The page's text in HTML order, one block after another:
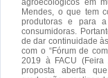
agroecológicos em
Mendes, o que tem
produtoras e para
consumidoras.
de dar continuidade
com o “Fórum de
2019 à FACU (Feira
proposta aberta